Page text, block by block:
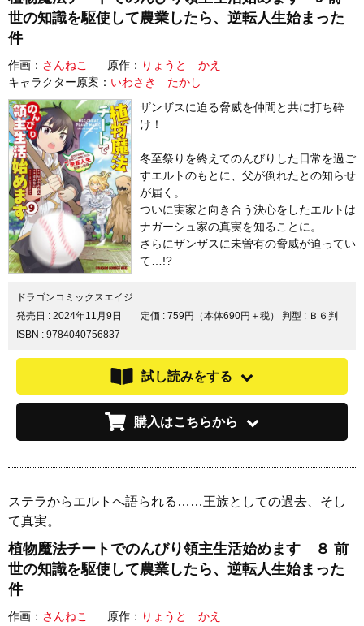
世の知識を駆使して農業したら、逆転人生始まった
件
作画： さんねこ 原作： りょうと かえ
キャラクター原案： いわさき たかし
ザンザスに迫る脅威を仲間と共に打ち砕
け！
冬至祭りを終えてのんびりした日常を過ご
すエルトのもとに、父が倒れたとの知らせ
が届く。
ついに実家と向き合う決心をしたエルトは
ナガーシュ家の真実を知ることに。
さらにザンザスに未曽有の脅威が迫ってい
て…!?
ドラゴンコミックスエイジ
発売日 : 2024年11月9日 定価 : 759円（本体690円＋税） 判型 : Ｂ６判
ISBN : 9784040756837
試し読みをする
購入はこちらから
ステラからエルトへ語られる……王族としての過去、そし
て真実。
植物魔法チートでのんびり領主生活始めます ８ 前
世の知識を駆使して農業したら、逆転人生始まった
件
作画： さんねこ 原作： りょうと かえ